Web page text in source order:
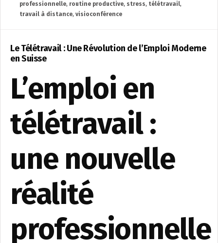
professionnelle, routine productive, stress, télétravail,
travail à distance, visioconférence
Le Télétravail : Une Révolution de l’Emploi Moderne
en Suisse
L’emploi en
télétravail :
une nouvelle
réalité
professionnelle